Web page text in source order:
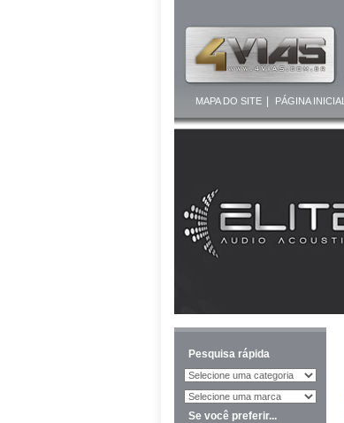
MAPA DO SITE| PÁGINA INICIAL
Pesquisa rápida
Se você preferir...